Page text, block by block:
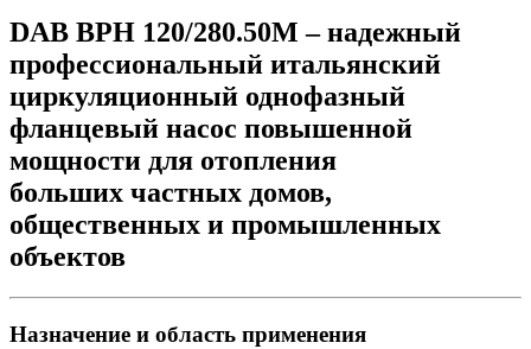
DAB BPH 120/280.50M – надежный
профессиональный итальянский
циркуляционный однофазный
фланцевый насос повышенной
мощности для отопления
больших частных домов,
общественных и промышленных
объектов
Назначение и область применения